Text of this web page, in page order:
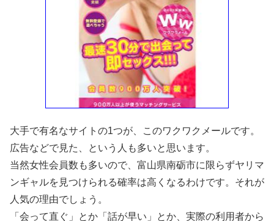
大手で有名なサイトの1つが、このワクワクメールです。
広告などで見た、という人も多いと思います。
当然女性会員数も多いので、富山県南砺市に限らずヤリマ
ンギャルを見つけられる確率は高くなるわけです。それが
人気の理由でしょう。
「会って直ぐ」とか「話が早い」とか、実際の利用者から